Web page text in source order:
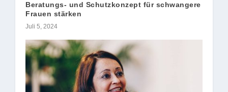
Beratungs- und Schutzkonzept für schwangere
Frauen stärken
Juli 5, 2024